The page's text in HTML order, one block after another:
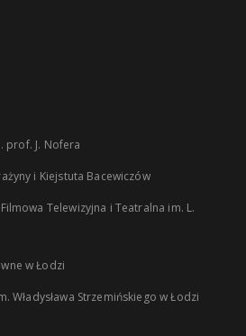
prof. J. Nofera
i Kiejstuta Bacewiczów
Telewizyjna i Teatralna im. L.
w Łodzi
Władysława Strzemińskiego w Łodzi